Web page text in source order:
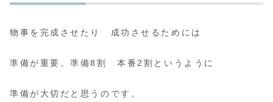
物事を完成させたり 成功させるためには
準備が重要。準備8割 本番2割というように
準備が大切だと思うのです。